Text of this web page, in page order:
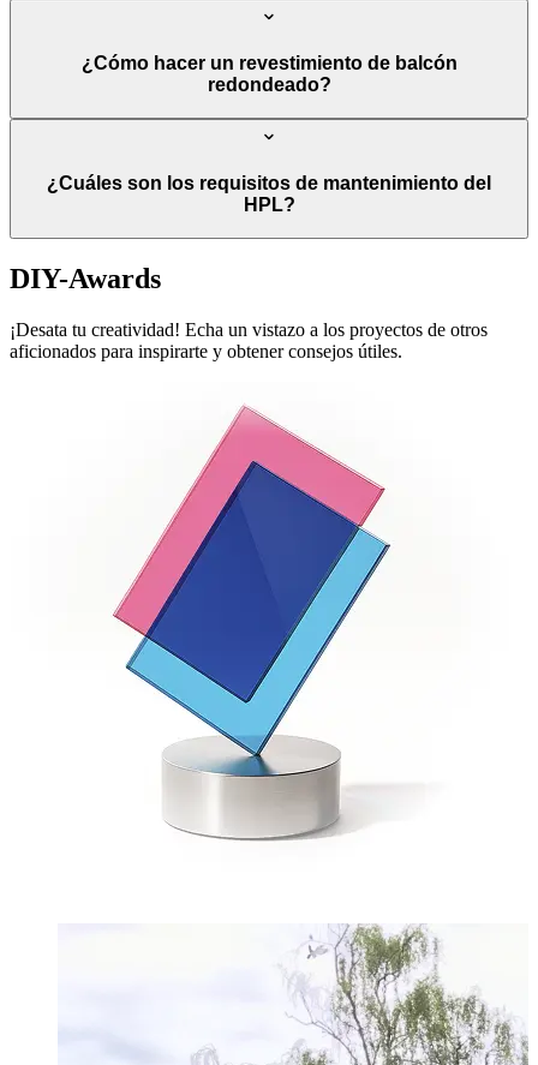
¿Cómo hacer un revestimiento de balcón
redondeado?
¿Cuáles son los requisitos de mantenimiento del
HPL?
DIY-Awards
¡Desata tu creatividad! Echa un vistazo a los proyectos de otros
aficionados para inspirarte y obtener consejos útiles.